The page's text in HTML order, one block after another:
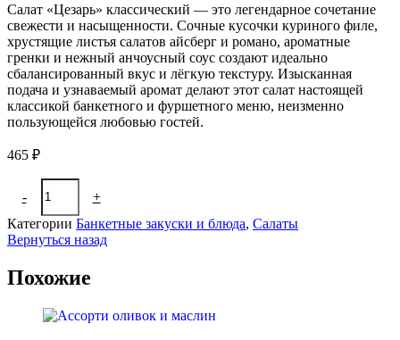
Салат «Цезарь» классический — это легендарное сочетание
свежести и насыщенности. Сочные кусочки куриного филе,
хрустящие листья салатов айсберг и романо, ароматные
гренки и нежный анчоусный соус создают идеально
сбалансированный вкус и лёгкую текстуру. Изысканная
подача и узнаваемый аромат делают этот салат настоящей
классикой банкетного и фуршетного меню, неизменно
пользующейся любовью гостей.
465 ₽
-
Количество
товара
Салат
«Цезарь»
классический
+
Категории Банкетные закуски и блюда, Салаты
Вернуться назад
Похожие